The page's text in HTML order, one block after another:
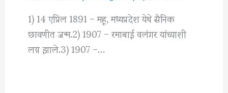
1) 14 एप्रिल 1891 – महू, मध्यप्रदेश येथे सैनिक
छावणीत जन्म.2) 1907 – रमाबाई वलंगर यांच्याशी
लग्न झाले.3) 1907 –…